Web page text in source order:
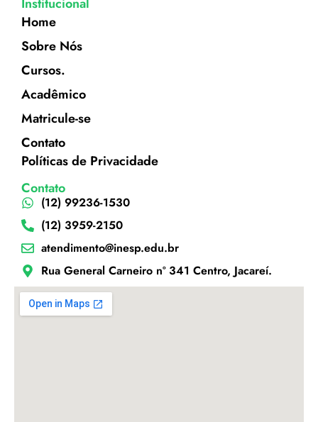
Home
Sobre Nós
Cursos.
Acadêmico
Matricule-se
Contato
Políticas de Privacidade
Contato
(12) 99236-1530
(12) 3959-2150
atendimento@inesp.edu.br
Rua General Carneiro nº 341 Centro, Jacareí.